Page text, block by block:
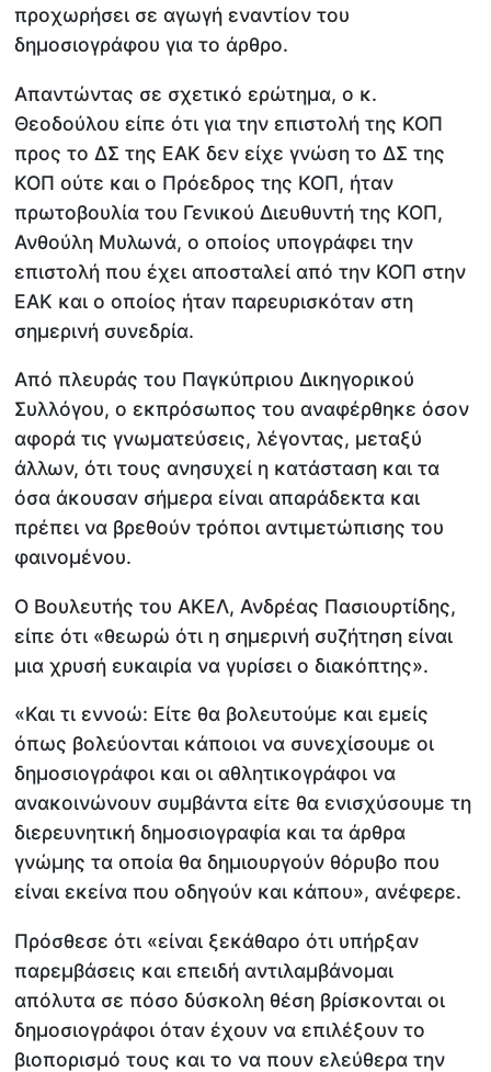
προχωρήσει σε αγωγή εναντίον του
δημοσιογράφου για το άρθρο.
Απαντώντας σε σχετικό ερώτημα, ο κ.
Θεοδούλου είπε ότι για την επιστολή της ΚΟΠ
προς το ΔΣ της ΕΑΚ δεν είχε γνώση το ΔΣ της
ΚΟΠ ούτε και ο Πρόεδρος της ΚΟΠ, ήταν
πρωτοβουλία του Γενικού Διευθυντή της ΚΟΠ,
Ανθούλη Μυλωνά, ο οποίος υπογράφει την
επιστολή που έχει αποσταλεί από την ΚΟΠ στην
ΕΑΚ και ο οποίος ήταν παρευρισκόταν στη
σημερινή συνεδρία.
Από πλευράς του Παγκύπριου Δικηγορικού
Συλλόγου, ο εκπρόσωπος του αναφέρθηκε όσον
αφορά τις γνωματεύσεις, λέγοντας, μεταξύ
άλλων, ότι τους ανησυχεί η κατάσταση και τα
όσα άκουσαν σήμερα είναι απαράδεκτα και
πρέπει να βρεθούν τρόποι αντιμετώπισης του
φαινομένου.
Ο Βουλευτής του ΑΚΕΛ, Ανδρέας Πασιουρτίδης,
είπε ότι «θεωρώ ότι η σημερινή συζήτηση είναι
μια χρυσή ευκαιρία να γυρίσει ο διακόπτης».
«Και τι εννοώ: Είτε θα βολευτούμε και εμείς
όπως βολεύονται κάποιοι να συνεχίσουμε οι
δημοσιογράφοι και οι αθλητικογράφοι να
ανακοινώνουν συμβάντα είτε θα ενισχύσουμε τη
διερευνητική δημοσιογραφία και τα άρθρα
γνώμης τα οποία θα δημιουργούν θόρυβο που
είναι εκείνα που οδηγούν και κάπου», ανέφερε.
Πρόσθεσε ότι «είναι ξεκάθαρο ότι υπήρξαν
παρεμβάσεις και επειδή αντιλαμβάνομαι
απόλυτα σε πόσο δύσκολη θέση βρίσκονται οι
δημοσιογράφοι όταν έχουν να επιλέξουν το
βιοπορισμό τους και το να πουν ελεύθερα την